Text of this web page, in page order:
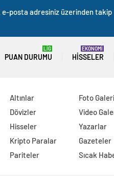
posta adresiniz üzerinden takip
PUAN DURUMU
LİG
HISSELER
EKONOMİ
Altınlar
Dövizler
Hisseler
Kripto Paralar
Pariteler
Foto Galeri
Video
Yazarlar
Gazeteler
Sıcak